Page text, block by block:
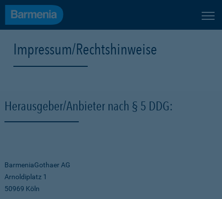
Impressum/Rechtshinweise
Herausgeber/Anbieter nach § 5 DDG:
BarmeniaGothaer AG
Arnoldiplatz 1
50969 Köln